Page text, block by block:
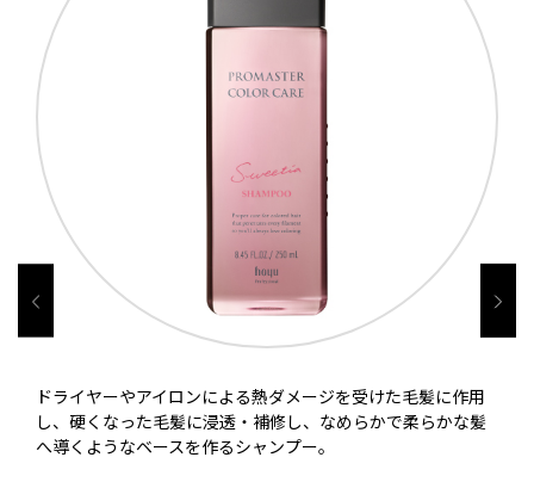
ドライヤーやアイロンによる熱ダメージを受けた毛髪に作用
し、硬くなった毛髪に浸透・補修し、なめらかで柔らかな髪
へ導くようなベースを作るシャンプー。